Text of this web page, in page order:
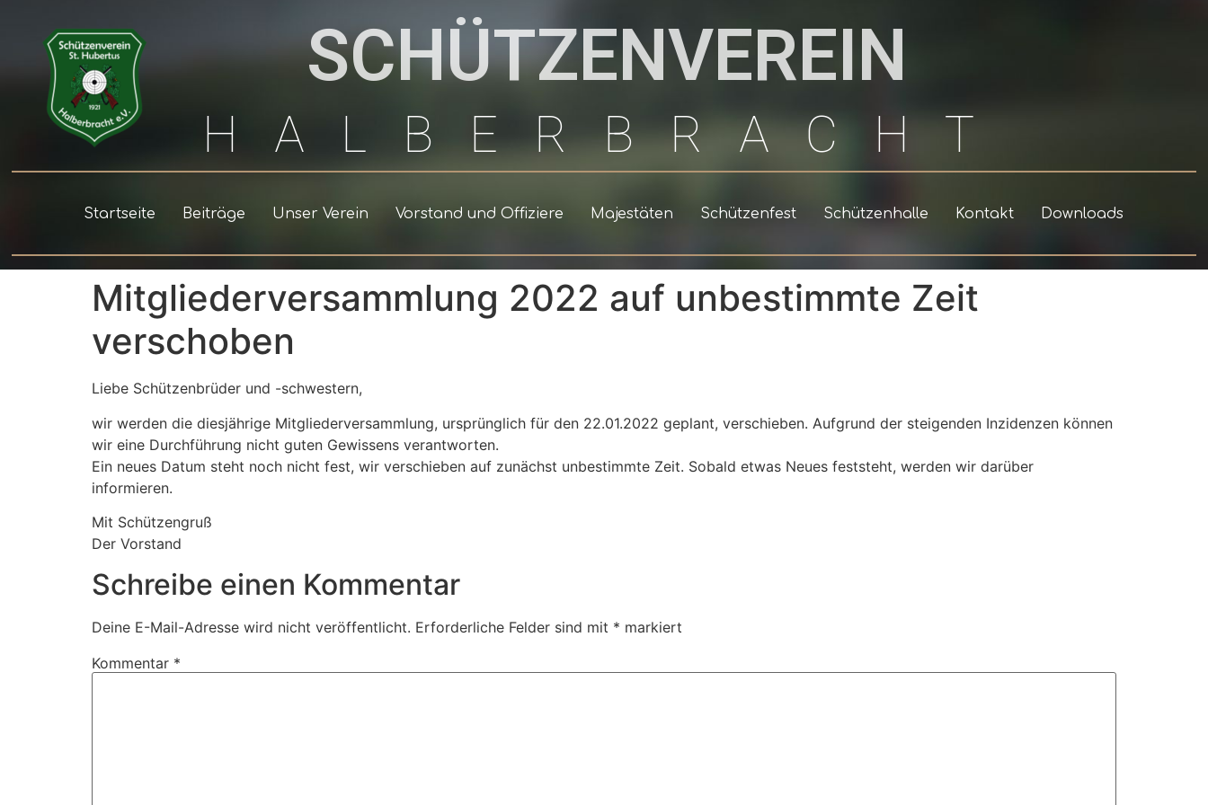
SCHÜTZENVEREIN
HALBERBRACHT
Startseite Beiträge Unser Verein Vorstand und Offiziere Majestäten Schützenfest Schützenhalle Kontakt Downloads
Mitgliederversammlung 2022 auf unbestimmte Zeit
verschoben
Liebe Schützenbrüder und -schwestern,
wir werden die diesjährige Mitgliederversammlung, ursprünglich für den 22.01.2022 geplant, verschieben. Aufgrund der steigenden Inzidenzen können
wir eine Durchführung nicht guten Gewissens verantworten.
Ein neues Datum steht noch nicht fest, wir verschieben auf zunächst unbestimmte Zeit. Sobald etwas Neues feststeht, werden wir darüber
informieren.
Mit Schützengruß
Der Vorstand
Schreibe einen Kommentar
Deine E-Mail-Adresse wird nicht veröffentlicht. Erforderliche Felder sind mit * markiert
Kommentar *